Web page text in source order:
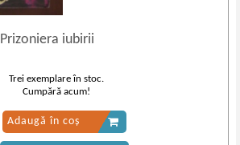
Prizoniera iubirii
Trei exemplare în stoc.
Cumpără acum!
Adaugă în coș